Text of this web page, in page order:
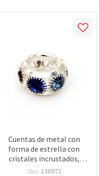
Cuentas de metal con
forma de estrella con
cristales incrustados,
color plata, 10x11x5 mm,
Sku: 136972